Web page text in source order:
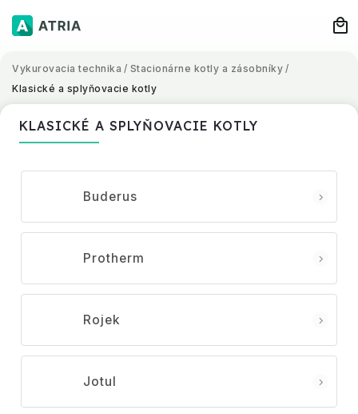
Vykurovacia technika / Stacionárne kotly a zásobníky /
Klasické a splyňovacie kotly
KLASICKÉ A SPLYŇOVACIE KOTLY
Buderus
Protherm
Rojek
Jotul